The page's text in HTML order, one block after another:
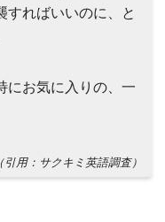
すればいいのに、と
にお気に入りの、一
（引用：サクキミ英語調査）